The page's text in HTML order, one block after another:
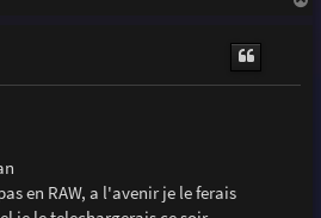
en RAW, a l'avenir je le ferais